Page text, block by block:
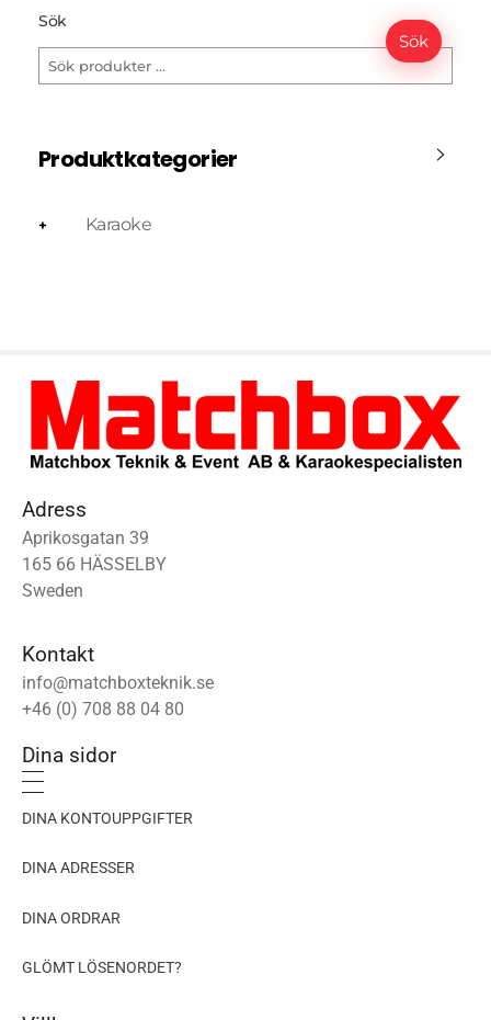
Sök
Sök
Produktkategorier
+ Karaoke
Adress
Aprikosgatan 39
165 66 HÄSSELBY
Sweden
Kontakt
info@matchboxteknik.se
+46 (0) 708 88 04 80
Dina sidor
DINA KONTOUPPGIFTER
DINA ADRESSER
DINA ORDRAR
GLÖMT LÖSENORDET?